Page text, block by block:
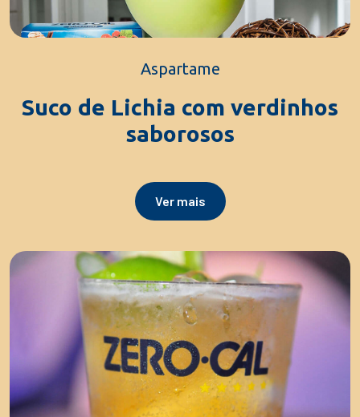
Aspartame
Suco de Lichia com verdinhos
saborosos
Ver mais